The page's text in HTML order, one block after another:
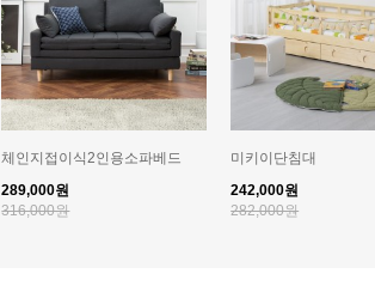
체인지접이식2인용소파베드
289,000원
316,000원
미키이단침대
242,000원
282,000원